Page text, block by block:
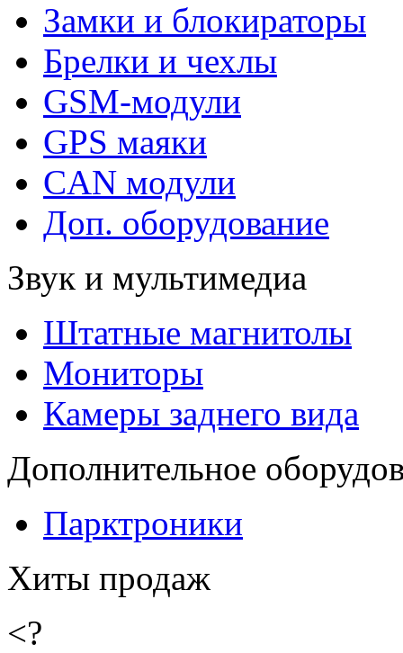
Замки и блокираторы
Брелки и чехлы
GSM-модули
GPS маяки
CAN модули
Доп. оборудование
Звук и мультимедиа
Штатные магнитолы
Мониторы
Камеры заднего вида
Дополнительное
Парктроники
Хиты продаж
<?